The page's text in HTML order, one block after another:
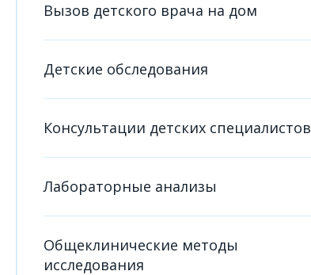
Вызов детского врача на дом
Детские обследования
Консультации детских специалистов
Лабораторные анализы
Общеклинические методы
исследования